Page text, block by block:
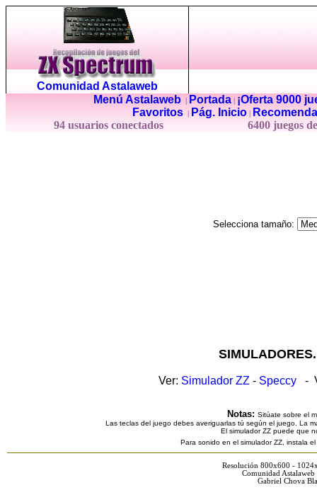
Comunidad Astalaweb
Menú Astalaweb| Portada|
¡Oferta 9000
Favoritos
Pág. Inicio
94 usuarios conectados
6400 juegos
Selecciona tamaño:
Ver: Simulador ZZ - Speccy -
Notas: Sitúate sobre el
Las teclas del juego debes averiguarlas tú según el juego. La
El simulador ZZ puede que
Para sonido en el simulador ZZ, instala
Resolución 800x600 -
Comunidad
Gabriel Chova